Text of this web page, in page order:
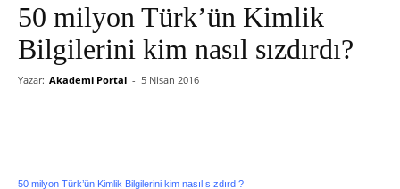
50 milyon Türk’ün Kimlik
Bilgilerini kim nasıl sızdırdı?
Yazar: Akademi Portal - 5 Nisan 2016
50 milyon Türk’ün Kimlik Bilgilerini kim nasıl sızdırdı?